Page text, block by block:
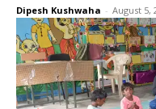
Dipesh Kushwaha - August 5,